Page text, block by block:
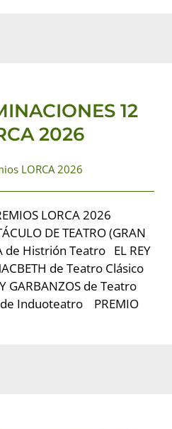
12
2026
LORCA 2026
LORCA 2026
DE TEATRO (GRAN
de Histrión Teatro EL REY
de Teatro Clásico
GARBANZOS de Teatro
de Induoteatro PREMIO